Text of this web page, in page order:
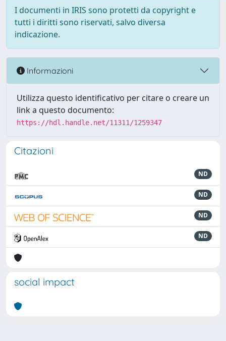
I documenti in IRIS sono protetti da copyright e
tutti i diritti sono riservati, salvo diversa
indicazione.
Informazioni
Utilizza questo identificativo per citare o creare un
link a questo documento:
https://hdl.handle.net/11311/1259347
Citazioni
ND
ND
ND
ND
social impact